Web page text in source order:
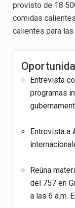
provisto de 18
comidas
calientes para
Entrevista
programas
Entrevista a
Reúna
del 757 en
a las 6 a.m.